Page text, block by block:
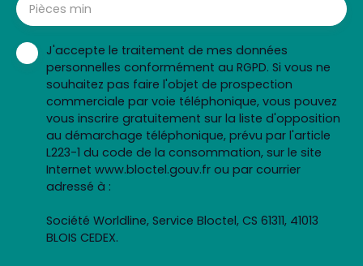
Pièces min
J'accepte le traitement de mes données
personnelles conformément au RGPD. Si vous ne
souhaitez pas faire l'objet de prospection
commerciale par voie téléphonique, vous pouvez
vous inscrire gratuitement sur la liste d'opposition
au démarchage téléphonique, prévu par l'article
L223-1 du code de la consommation, sur le site
Internet www.bloctel.gouv.fr ou par courrier
adressé à :
Société Worldline, Service Bloctel, CS 61311, 41013
BLOIS CEDEX.